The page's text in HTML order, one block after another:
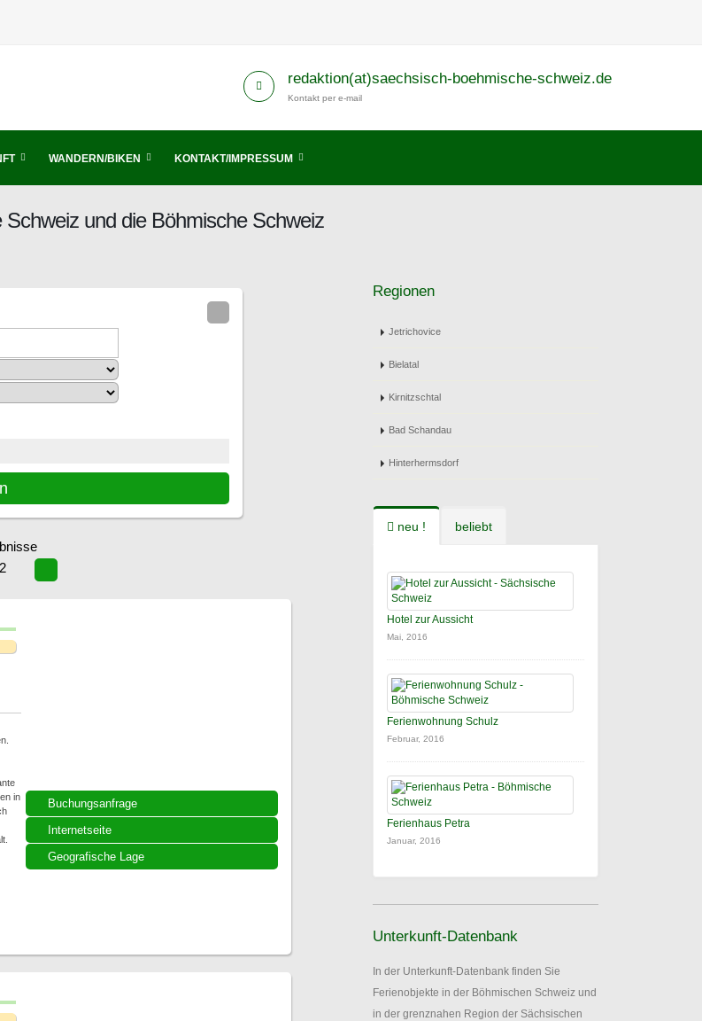
redaktion(at)saechsisch-boehmische-schweiz.de
Kontakt per e-mail
WANDERN/BIKEN KONTAKT/IMPRESSUM
und die Böhmische Schweiz
Buchungsanfrage
Internetseite
Geografische Lage
in
Regionen
Jetrichovice
Bielatal
Kirnitzschtal
Bad Schandau
Hinterhermsdorf
neu ! beliebt
Hotel zur Aussicht
Mai, 2016
Ferienwohnung Schulz
Februar, 2016
Ferienhaus Petra
Januar, 2016
Unterkunft-Datenbank
In der Unterkunft-Datenbank finden Sie
Ferienobjekte in der Böhmischen Schweiz und
in der grenznahen Region der Sächsischen